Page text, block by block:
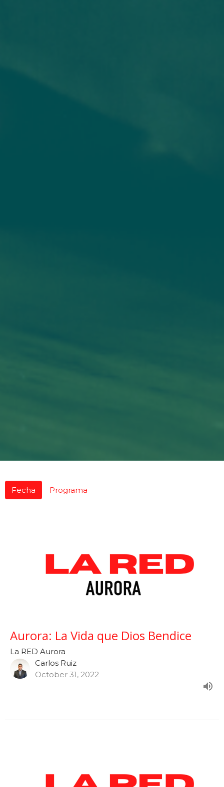
Fecha Programa
Aurora: La Vida que Dios Bendice
La RED Aurora
Carlos Ruiz
October 31, 2022